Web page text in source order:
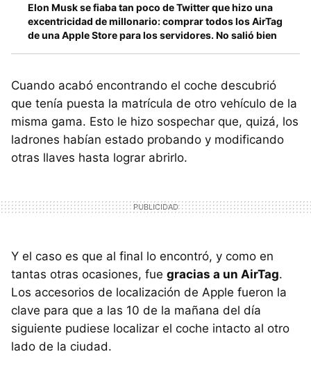
Elon Musk se fiaba tan poco de Twitter que hizo una
excentricidad de millonario: comprar todos los AirTag
de una Apple Store para los servidores. No salió bien
Cuando acabó encontrando el coche descubrió
que tenía puesta la matrícula de otro vehículo de la
misma gama. Esto le hizo sospechar que, quizá, los
ladrones habían estado probando y modificando
otras llaves hasta lograr abrirlo.
Y el caso es que al final lo encontró, y como en
tantas otras ocasiones, fue gracias a un AirTag.
Los accesorios de localización de Apple fueron la
clave para que a las 10 de la mañana del día
siguiente pudiese localizar el coche intacto al otro
lado de la ciudad.